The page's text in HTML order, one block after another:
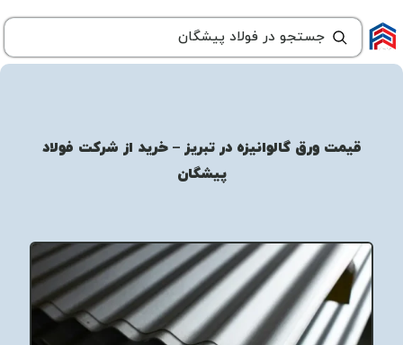
قیمت ورق گالوانیزه در تبریز – خرید از شرکت فولاد
پیشگان